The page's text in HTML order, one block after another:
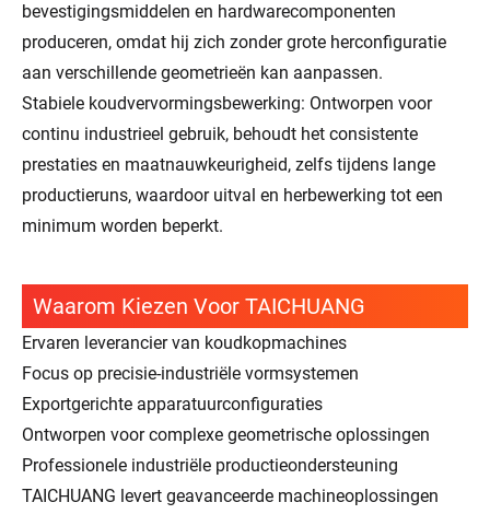
bevestigingsmiddelen en hardwarecomponenten
produceren, omdat hij zich zonder grote herconfiguratie
aan verschillende geometrieën kan aanpassen.
Stabiele koudvervormingsbewerking: Ontworpen voor
continu industrieel gebruik, behoudt het consistente
prestaties en maatnauwkeurigheid, zelfs tijdens lange
productieruns, waardoor uitval en herbewerking tot een
minimum worden beperkt.
Waarom Kiezen Voor TAICHUANG
Ervaren leverancier van koudkopmachines
Focus op precisie-industriële vormsystemen
Exportgerichte apparatuurconfiguraties
Ontworpen voor complexe geometrische oplossingen
Professionele industriële productieondersteuning
TAICHUANG levert geavanceerde machineoplossingen